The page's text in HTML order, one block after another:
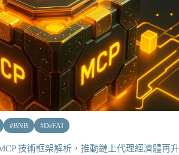
#BNB #DeFAI
技術框架解析，推動鏈上代理經濟體再